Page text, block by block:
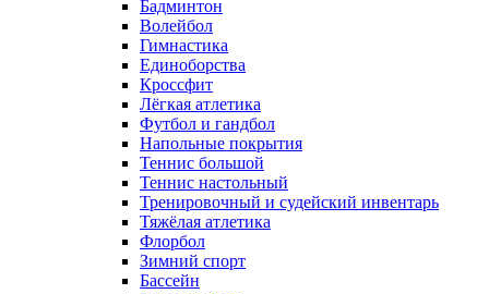
Бадминтон
Волейбол
Гимнастика
Единоборства
Кроссфит
Лёгкая атлетика
Футбол и гандбол
Напольные покрытия
Теннис большой
Теннис настольный
Тренировочный и судейский инвентарь
Тяжёлая атлетика
Флорбол
Зимний спорт
Бассейн